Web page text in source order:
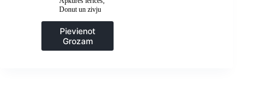
Donut un zivju
cepšanas iekārtas
Gastronomija
Virtuve
Pievienot
Grozam